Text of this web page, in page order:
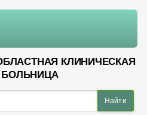
КЛИНИЧЕСКАЯ
БОЛЬНИЦА